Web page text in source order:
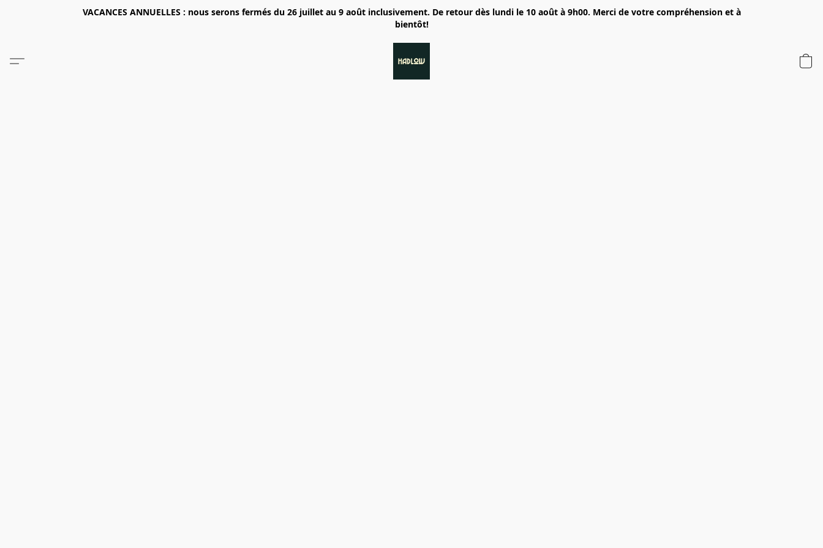
VACANCES ANNUELLES : nous serons fermés du 26 juillet au 9 août inclusivement. De retour dès lundi le 10 août à 9h00. Merci de votre compréhension et à
bientôt!